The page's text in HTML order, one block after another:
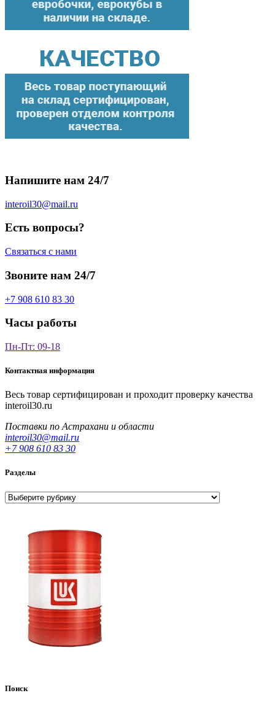
Напишите нам 24/7
interoil30@mail.ru
Есть вопросы?
Связаться с нами
Звоните нам 24/7
+7 908 610 83 30
Часы работы
Пн-Пт: 09-18
Контактная информация
Весь товар сертифицирован и проходит проверку качества
interoil30.ru
Поставки по Астрахани и области
interoil30@mail.ru
+7 908 610 83 30
Разделы
Разделы
Поиск